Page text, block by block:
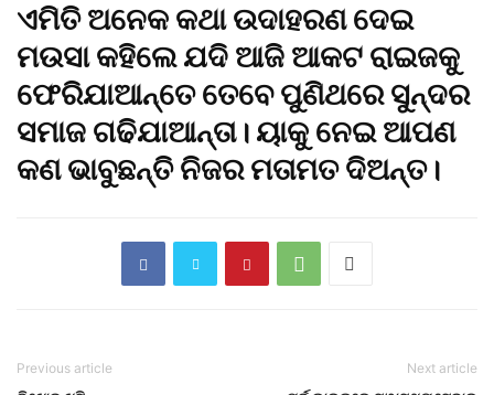
ଏମିତି ଅନେକ କଥା ଉଦାହରଣ ଦେଇ
ମଉସା କହିଲେ ଯଦି ଆଜି ଆକଟ ରାଇଜକୁ
ଫେରିଯାଆନ୍ତେ ତେବେ ପୁଣିଥରେ ସୁନ୍ଦର
ସମାଜ ଗଢିଯାଆନ୍ତା। ୟାକୁ ନେଇ ଆପଣ
କଣ ଭାବୁଛନ୍ତି ନିଜର ମତାମତ ଦିଅନ୍ତ।
Previous article Next article